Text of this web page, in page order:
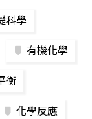
科學
有機化學
衡
化學反應